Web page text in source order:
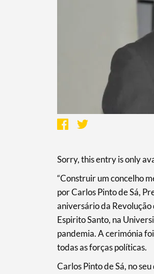
Sorry, this entry is only
“Construir um concelho
por Carlos Pinto de Sá,
aniversário da
Espirito Santo, na
pandemia. A cerimónia
todas as forças políticas.
Carlos Pinto de Sá, no